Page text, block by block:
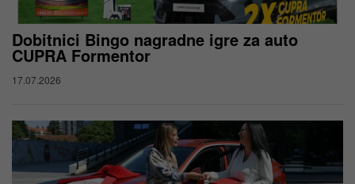
Dobitnici Bingo nagradne igre za auto
CUPRA Formentor
17.07.2026